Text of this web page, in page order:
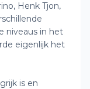
Henk Tjon,
niveaus in het
eigenlijk het
is en